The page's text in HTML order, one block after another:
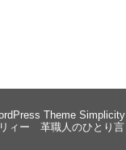
Theme Simplicity
ィー 革職人のひとり言